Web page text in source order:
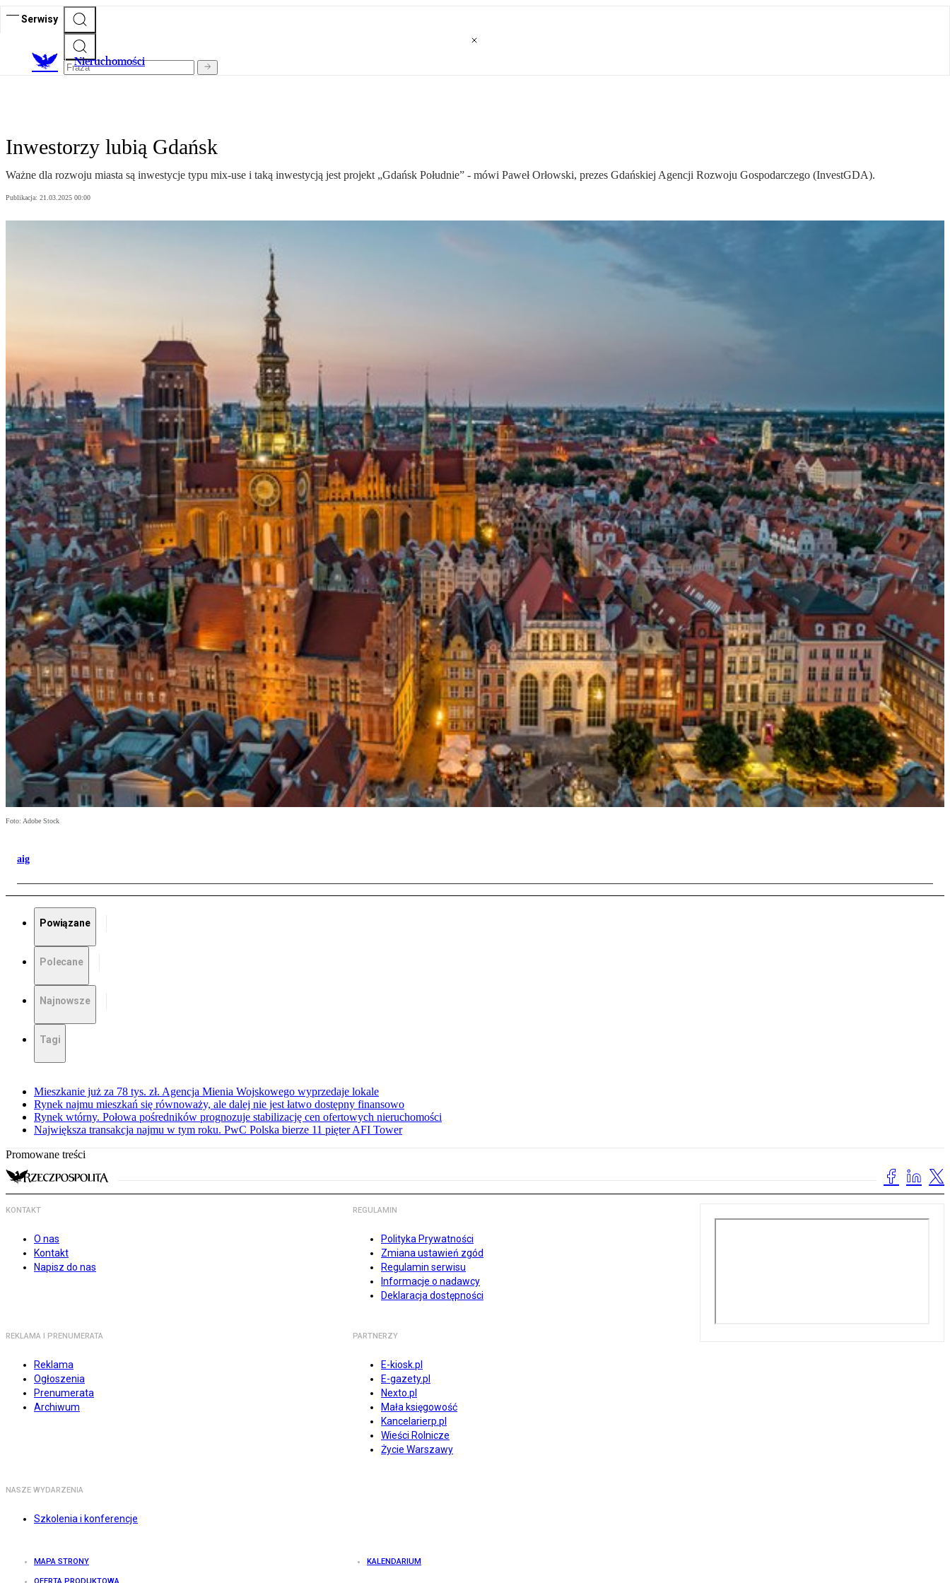
Serwisy
Nieruchomości
Inwestorzy lubią Gdańsk
Ważne dla rozwoju miasta są inwestycje typu mix-use i taką inwestycją jest projekt „Gdańsk Południe” - mówi Paweł Orłowski, prezes Gdańskiej Agencji Rozwoju Gospodarczego (InvestGDA).
Publikacja: 21.03.2025 00:00
Foto: Adobe Stock
aig
Powiązane
Polecane
Najnowsze
Tagi
Mieszkanie już za 78 tys. zł. Agencja Mienia Wojskowego wyprzedaje lokale
Rynek najmu mieszkań się równoważy, ale dalej nie jest łatwo dostępny finansowo
Rynek wtórny. Połowa pośredników prognozuje stabilizację cen ofertowych nieruchomości
Największa transakcja najmu w tym roku. PwC Polska bierze 11 pięter AFI Tower
Promowane treści
KONTAKT
O nas
Kontakt
Napisz do nas
REGULAMIN
Polityka Prywatności
Zmiana ustawień zgód
Regulamin serwisu
Informacje o nadawcy
Deklaracja dostępności
REKLAMA I PRENUMERATA
Reklama
Ogłoszenia
Prenumerata
Archiwum
PARTNERZY
E-kiosk.pl
E-gazety.pl
Nexto.pl
Mała księgowość
Kancelarierp.pl
Wieści Rolnicze
Życie Warszawy
NASZE WYDARZENIA
Szkolenia i konferencje
MAPA STRONY KALENDARIUM